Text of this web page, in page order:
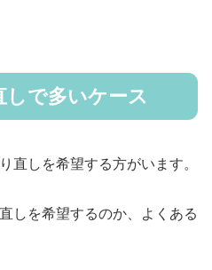
で多いケース
直しを希望する方がいます。
しを希望するのか、よくある